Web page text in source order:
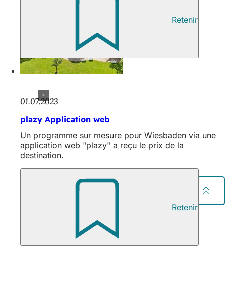
Retenir
01.07.2023
plazy Application web
Un programme sur mesure pour Wiesbaden via une
application web "plazy" a reçu le prix de la
destination.
Retenir
Partager la page
page
Wiesbaden Congress & Marketing GmbH
65189 Wiesbaden